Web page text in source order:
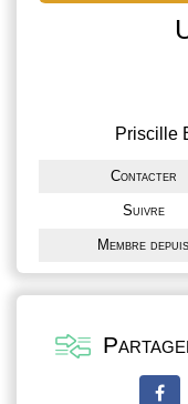
Priscille
Contacter
Suivre
Membre depuis